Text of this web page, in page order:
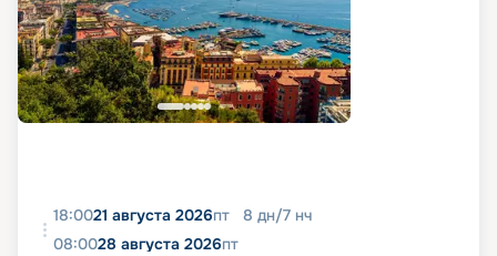
18:0021 августа 2026пт 8 дн/7 нч
08:0028 августа 2026пт